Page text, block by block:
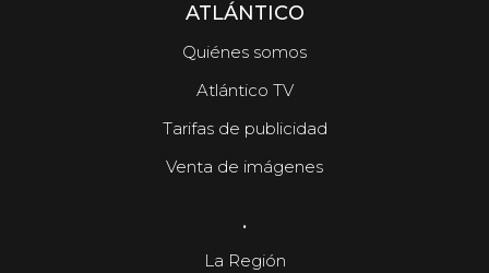
ATLÁNTICO
Quiénes somos
Atlántico TV
Tarifas de publicidad
Venta de imágenes
.
La Región